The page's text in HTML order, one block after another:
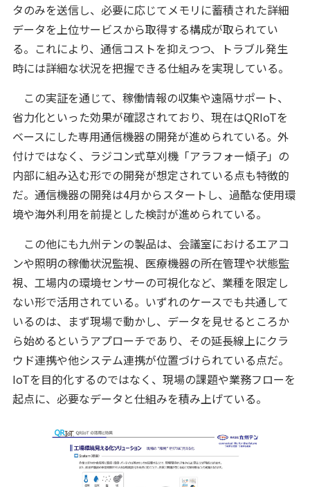
タのみを送信し、必要に応じてメモリに蓄積された詳細
データを上位サービスから取得する構成が取られてい
る。これにより、通信コストを抑えつつ、トラブル発生
時には詳細な状況を把握できる仕組みを実現している。
この実証を通じて、稼働情報の収集や遠隔サポート、
省力化といった効果が確認されており、現在はQRIoTを
ベースにした専用通信機器の開発が進められている。外
付けではなく、ラジコン式草刈機「アラフォー傾子」の
内部に組み込む形での開発が想定されている点も特徴的
だ。通信機器の開発は4月からスタートし、過酷な使用環
境や海外利用を前提とした検討が進められている。
この他にも九州テンの製品は、会議室におけるエアコ
ンや照明の稼働状況監視、医療機器の所在管理や状態監
視、工場内の環境センサーの可視化など、業種を限定し
ない形で活用されている。いずれのケースでも共通して
いるのは、まず現場で動かし、データを見せるところか
ら始めるというアプローチであり、その延長線上にクラ
ウド連携や他システム連携が位置づけられている点だ。
IoTを目的化するのではなく、現場の課題や業務フローを
起点に、必要なデータと仕組みを積み上げている。